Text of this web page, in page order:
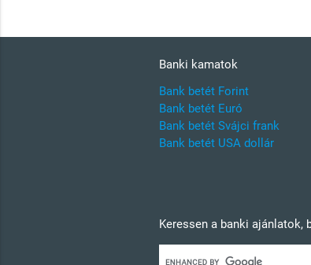
Banki kamatok
Bank betét Forint
Bank betét Euró
Bank betét Svájci frank
Bank betét USA dollár
Keressen a banki